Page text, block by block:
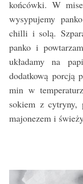
końcówki. W
wysypujemy
chilli i solą.
panko i
układamy na
dodatkową porcją
min w
sokiem z cytryny,
majonezem i